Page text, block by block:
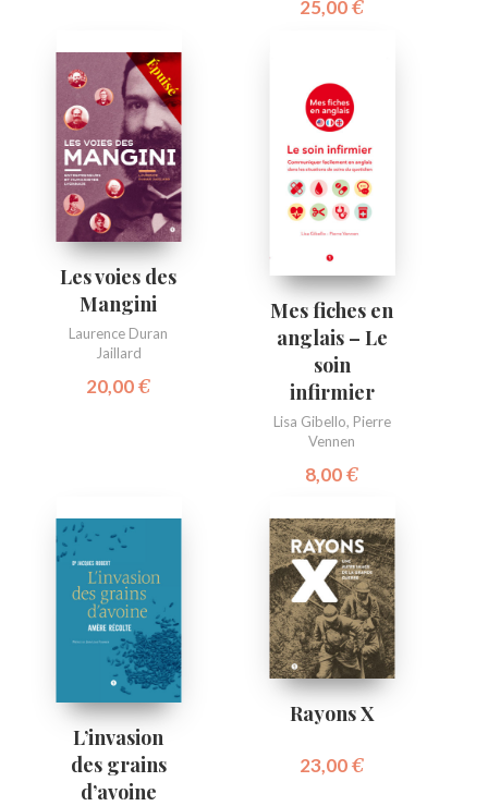
25,00€
Les voies des
Mangini
Laurence Duran
Jaillard
20,00€
Mes fiches en
anglais – Le
soin
infirmier
Lisa Gibello, Pierre
Vennen
8,00€
L’invasion
des grains
d’avoine
Rayons X
23,00€